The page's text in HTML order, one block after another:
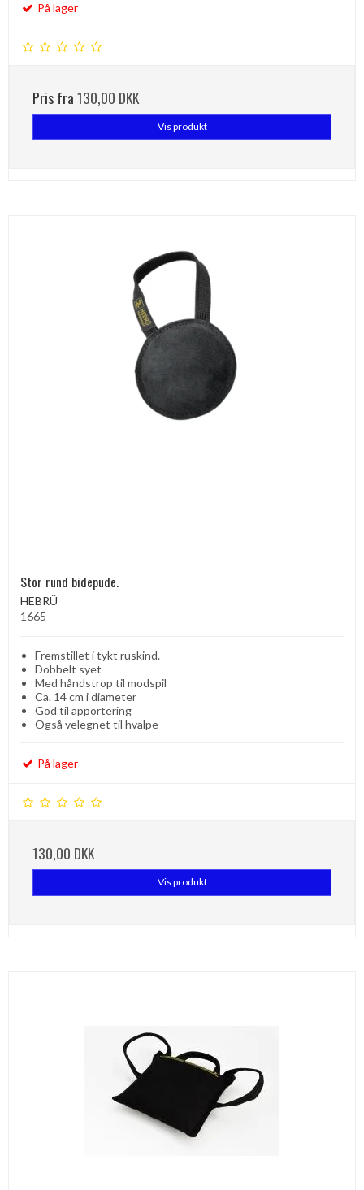
På lager
Pris fra130,00 DKK
Vis produkt
Stor rund bidepude.
HEBRÜ
1665
Fremstillet i tykt ruskind.
Dobbelt syet
Med håndstrop til modspil
Ca. 14 cm i diameter
God til apportering
Også velegnet til hvalpe
På lager
130,00 DKK
Vis produkt